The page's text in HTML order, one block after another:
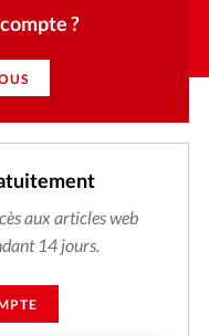
?
aux articles web
14 jours.